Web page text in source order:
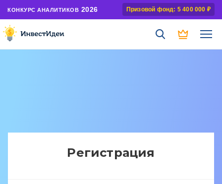
КОНКУРС АНАЛИТИКОВ 2026 Призовой фонд: 5 400 000 ₽
Регистрация